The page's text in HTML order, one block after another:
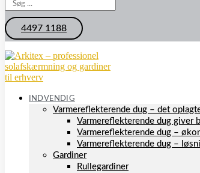
4497 1188
INDVENDIG
Varmereflekterende dug – det
Varmereflekterende dug giver
Varmereflekterende dug –
Varmereflekterende dug –
Gardiner
Rullegardiner